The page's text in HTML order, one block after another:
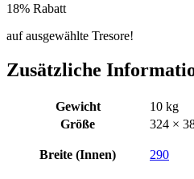
18% Rabatt
auf ausgewählte Tresore!
Zusätzliche
Gewicht
10 kg
Größe
324 ×
Breite (Innen) 290